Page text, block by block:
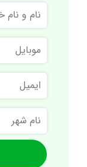
نام
و
نام
خانوادگی
موبایل
ایمیل
نام
شهر